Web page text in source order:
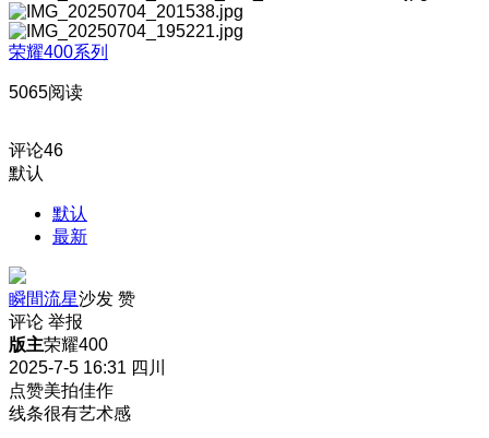
荣耀400系列
5065阅读
评论46
默认
默认
最新
瞬間流星沙发 赞
评论 举报
版主荣耀400
2025-7-5 16:31 四川
点赞美拍佳作
线条很有艺术感